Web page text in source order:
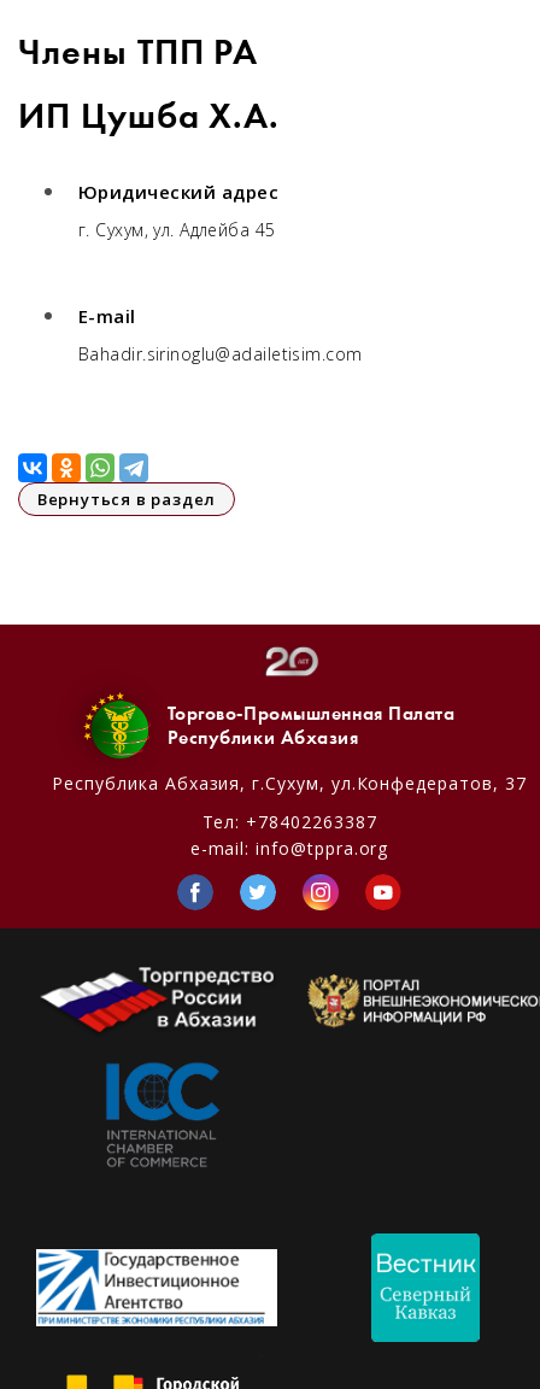
Члены ТПП РА
ИП Цушба Х.А.
Юридический адрес
г. Сухум, ул. Адлейба 45
E-mail
Bahadir.sirinoglu@adailetisim.com
Вернуться в раздел
Торгово-Промышленная Палата
Республики Абхазия
Республика Абхазия, г.Сухум, ул.Конфедератов, 37
Тел: +78402263387
e-mail:info@tppra.org